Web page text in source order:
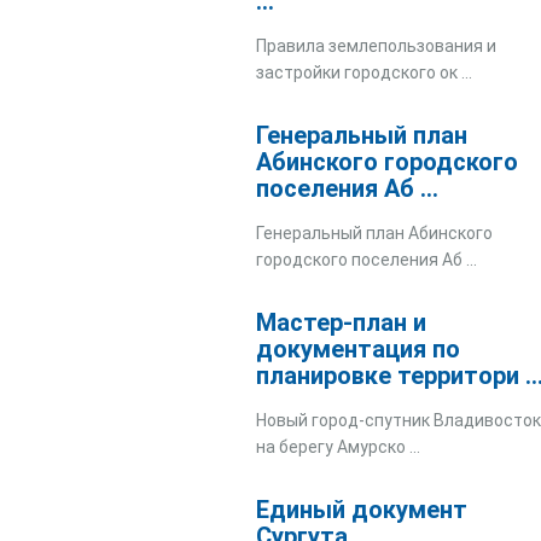
Правила землепользования и
застройки городского ок ...
Генеральный план
Абинского городского
поселения Аб ...
Генеральный план Абинского
городского поселения Аб ...
Мастер-план и
документация по
планировке территори
Новый город-спутник
на берегу Амурско ...
Единый документ